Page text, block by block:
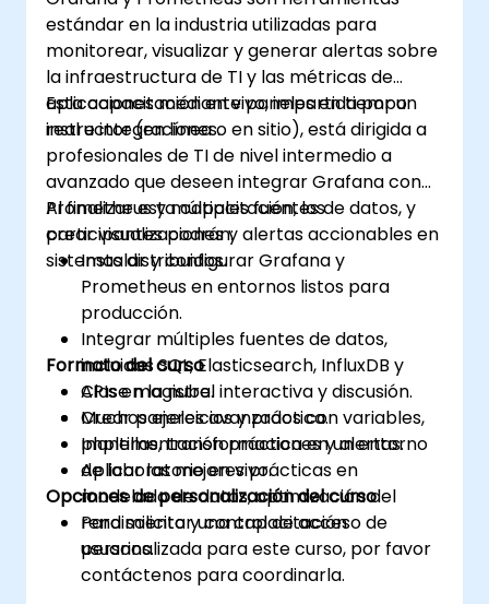
estándar en la industria utilizadas para
monitorear, visualizar y generar alertas sobre
la infraestructura de TI y las métricas de
aplicaciones mediante paneles en tiempo
real e integraciones.
Esta capacitación en vivo, impartida por un
instructor (en línea o en sitio), está dirigida a
profesionales de TI de nivel intermedio a
avanzado que deseen integrar Grafana con
Prometheus y múltiples fuentes de datos, y
crear visualizaciones y alertas accionables en
sistemas distribuidos.
Al finalizar esta capacitación, los
participantes podrán:
Instalar y configurar Grafana y
Prometheus en entornos listos para
producción.
Integrar múltiples fuentes de datos,
incluidas SQL, Elasticsearch, InfluxDB y
APIs en la nube.
Crear paneles avanzados con variables,
plantillas, transformaciones y alertas.
Aplicar las mejores prácticas en
modelado de datos, optimización del
rendimiento y control de acceso de
usuarios.
Formato del curso
Clase magistral interactiva y discusión.
Muchos ejercicios y práctica.
Implementación práctica en un entorno
de laboratorio en vivo.
Opciones de personalización del curso
Para solicitar una capacitación
personalizada para este curso, por favor
contáctenos para coordinarla.